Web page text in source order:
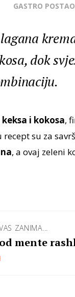
GASTRO POSTAO
dok
i kokosa,
recept su za
, a ovaj zeleni
ZANIMA...
mente